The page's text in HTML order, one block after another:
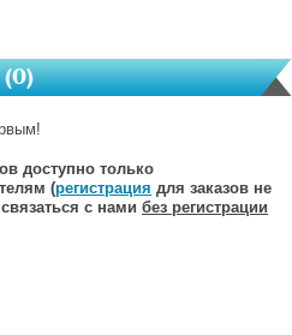
0)
доступно только
(регистрация для заказов не
с нами без регистрации